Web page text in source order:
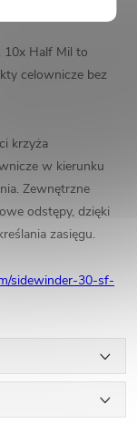
10x Half Mil to
celownicze bez
krzyża
w kierunku
Zewnętrzne
odstępy, dzięki
zasięgu.
sidewinder-30-sf-